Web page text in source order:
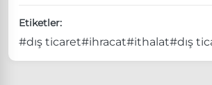
Etiketler:
#dış ticaret#ihracat#ithalat#dış